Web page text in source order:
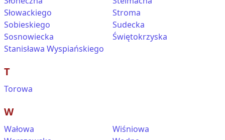
Słowackiego
Sobieskiego
Sosnowiecka
Stanisława Wyspiańskiego
Stroma
Sudecka
Świętokrzyska
T
Torowa
W
Wałowa
Wiśniowa